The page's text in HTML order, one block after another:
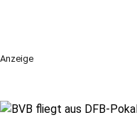
Anzeige